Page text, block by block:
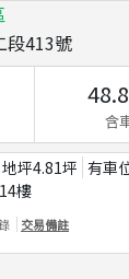
段413號
含
地坪4.81坪 有車
14樓
交易備註